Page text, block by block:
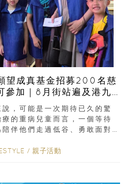
望成真基金招募200名慈
參加｜8月街站遍及港九
，可能是一次期待已久的驚
的重病兒童而言，一個等待
伴他們走過低谷、勇敢面對
/ 親子活動